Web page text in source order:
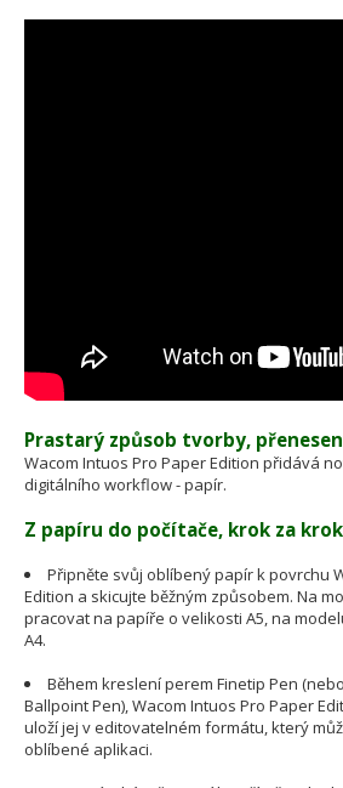
Prastarý způsob tvorby,
Wacom Intuos Pro Paper Edition přidává
digitálního workflow - papír.
Z papíru do počítače, krok za
Připněte svůj oblíbený papír k povrchu
Edition a skicujte běžným způsobem. Na
pracovat na papíře o velikosti A5, na
A4.
Během kreslení perem Finetip Pen
Ballpoint Pen), Wacom Intuos Pro Paper
uloží jej v editovatelném formátu, který
oblíbené aplikaci.